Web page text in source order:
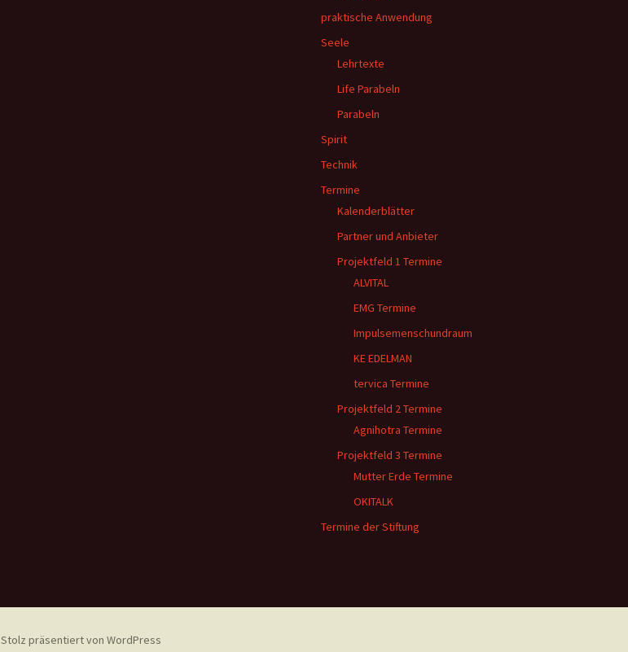
praktische Anwendung
Seele
Lehrtexte
Life Parabeln
Parabeln
Spirit
Technik
Termine
Kalenderblätter
Partner und Anbieter
Projektfeld 1 Termine
ALVITAL
EMG Termine
Impulsemenschundraum
KE EDELMAN
tervica Termine
Projektfeld 2 Termine
Agnihotra Termine
Projektfeld 3 Termine
Mutter Erde Termine
OKITALK
Termine der Stiftung
Stolz präsentiert von WordPress